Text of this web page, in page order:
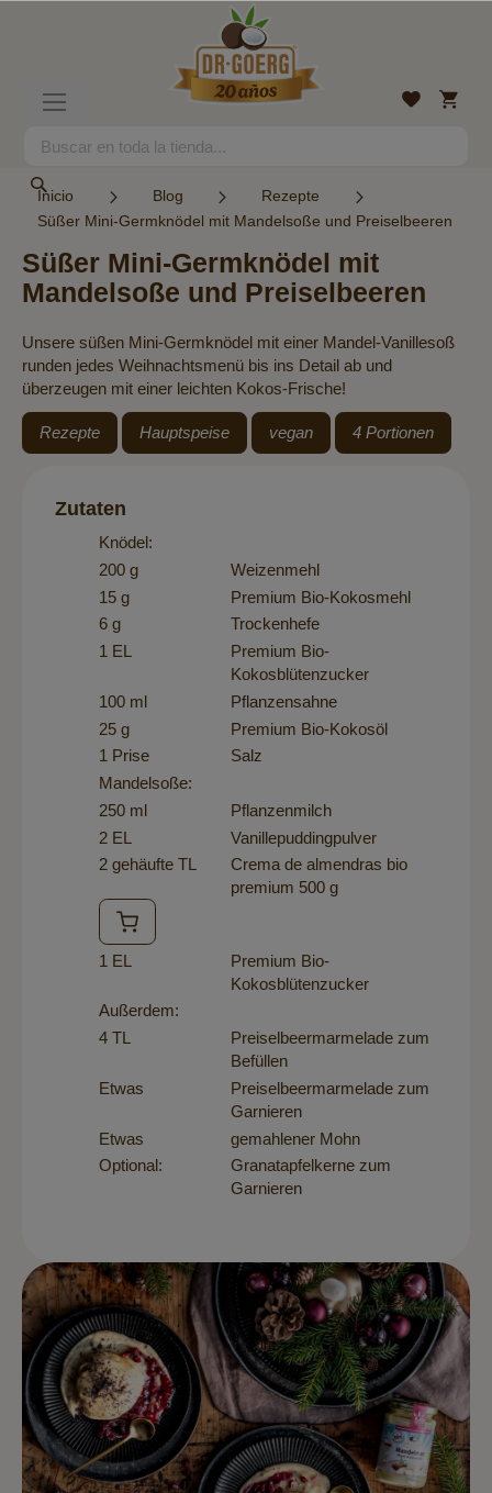
Search
Lista
Mi
cesta
Inicio Blog
Rezepte
Süßer Mini-Germknödel mit Mandelsoße und Preiselbeeren
Süßer Mini-Germknödel mit
Mandelsoße und Preiselbeeren
Unsere süßen Mini-Germknödel mit einer Mandel-Vanillesoß
runden jedes Weihnachtsmenü bis ins Detail ab und
überzeugen mit einer leichten Kokos-Frische!
Rezepte Hauptspeise vegan 4 Portionen
Zutaten
Knödel:
200 g
Weizenmehl
15 g
Premium Bio-Kokosmehl
6 g
Trockenhefe
1 EL
Premium Bio-
Kokosblütenzucker
100 ml
Pflanzensahne
25 g
Premium Bio-Kokosöl
1 Prise
Salz
Mandelsoße:
250 ml
Pflanzenmilch
2 EL
Vanillepuddingpulver
2 gehäufte TL
Crema de almendras bio
premium 500 g
1 EL
Premium Bio-
Kokosblütenzucker
Außerdem:
4 TL
Preiselbeermarmelade zum
Befüllen
Etwas
Preiselbeermarmelade zum
Garnieren
Etwas
gemahlener Mohn
Optional:
Granatapfelkerne zum
Garnieren